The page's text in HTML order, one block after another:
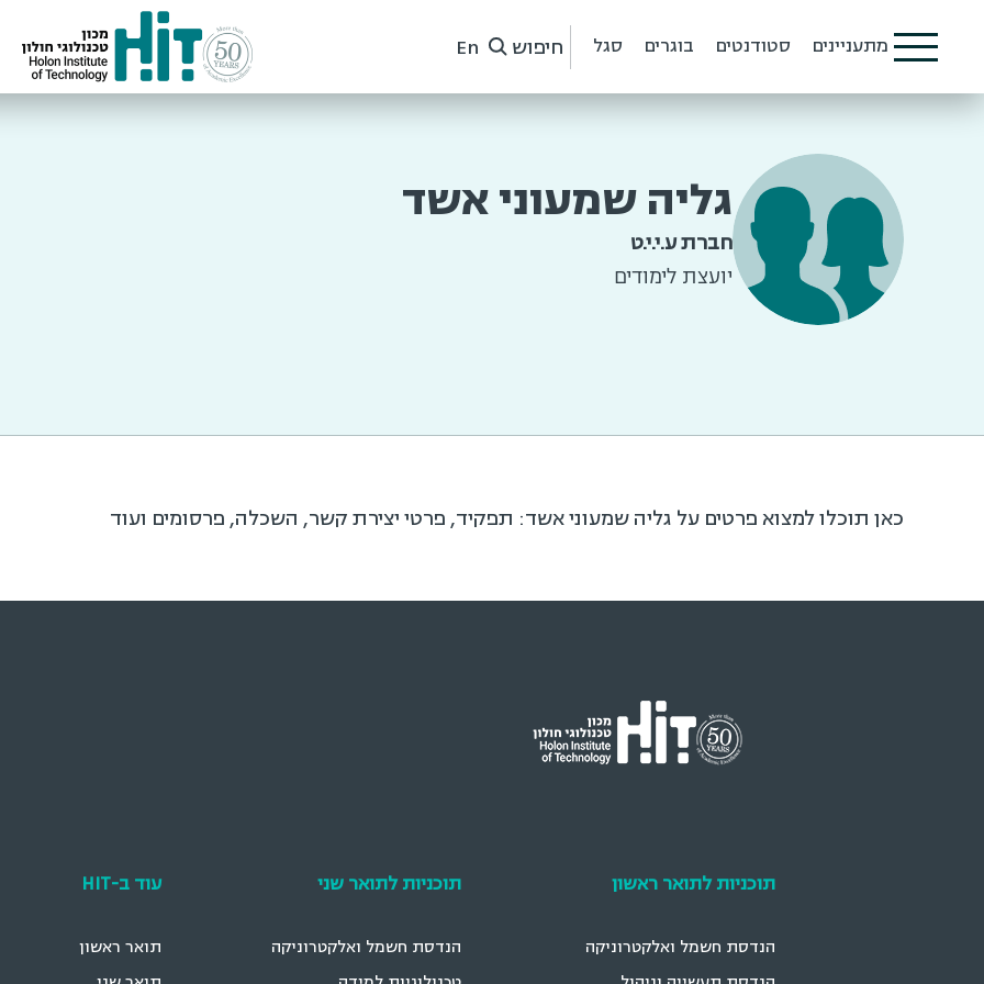
מתעניינים סטודנטים בוגרים סגל חיפוש En
גליה שמעוני אשד
חברת ע.י.י.ט
יועצת לימודים
כאן תוכלו למצוא פרטים על גליה שמעוני אשד: תפקיד, פרטי יצירת קשר, השכלה, פרסומים ועוד
תוכניות לתואר ראשון
הנדסת חשמל ואלקטרוניקה
תוכניות לתואר שני
הנדסת חשמל ואלקטרוניקה
עוד ב-HIT
תואר ראשון